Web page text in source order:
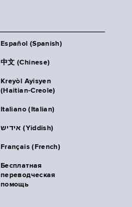
Español (Spanish)
中文 (Chinese)
Kreyòl Ayisyen
(Haitian-Creole)
Italiano (Italian)
אידיש (Yiddish)
Français (French)
Бесплатная
переводческая
помощь